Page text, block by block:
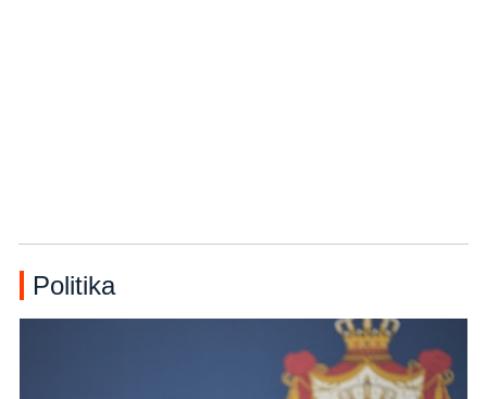
Politika